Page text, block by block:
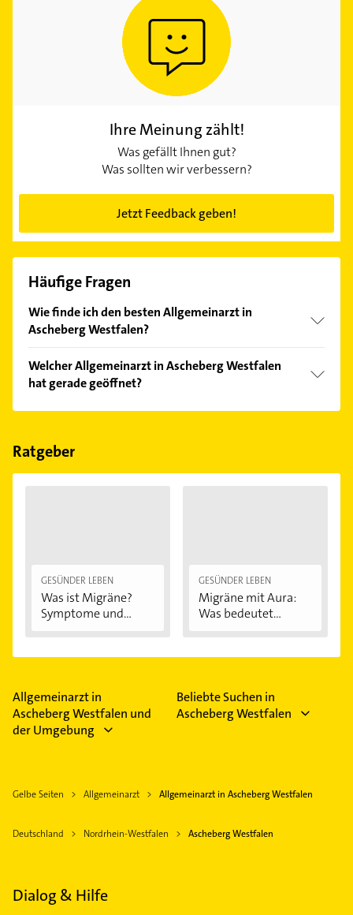
Ihre Meinung zählt!
Was gefällt Ihnen gut?
Was sollten wir verbessern?
Jetzt Feedback geben!
Häufige Fragen
Wie finde ich den besten Allgemeinarzt in
Ascheberg Westfalen?
Kundenmeinungen und profitieren Sie von den
Empfehlungen. Die Suchergebnisse können Sie sich
einfach nachBewertungensortiert anzeigen lassen.
Welcher Allgemeinarzt in Ascheberg Westfalen
hat gerade geöffnet?
Im Anbieter-Bereich finden Sie alleÖffnungszeiten.
Feiertagen abweichen können.
Ratgeber
GESÜNDER LEBEN
Was ist Migräne?
Symptome und...
GESÜNDER LEBEN
Migräne mit Aura:
Was bedeutet...
Allgemeinarzt in
Ascheberg Westfalen und
der Umgebung
Beliebte Suchen in
Ascheberg Westfalen
Gelbe Seiten Allgemeinarzt Allgemeinarzt in Ascheberg Westfalen
Deutschland Nordrhein-Westfalen Ascheberg Westfalen
Dialog & Hilfe